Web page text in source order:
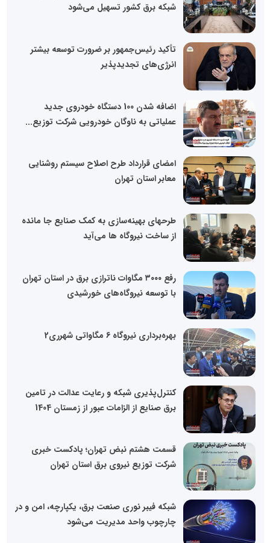
شبکه برق کشور تسهیل می‌شود
تأکید رئیس‌جمهور بر ضرورت توسعه بیشتر
انرژی‌های تجدیدپذیر
اضافه شدن 100 دستگاه خودروی جدید
عملیاتی به ناوگان خودرویی شرکت توزیع...
امضای قرارداد طرح اصلاح سیستم روشنایی
معابر استان تهران
طرحهای بهینه‌سازی به کمک صنایع جا مانده
از ساخت نیروگاه ها می‌آید
رفع ۳۰۰۰ مگاوات ناترازی برق در استان تهران
با توسعه نیروگاه‌های خورشیدی
بهره‌برداری نیروگاه 6 مگاواتی شهرری2
کنترل‌پذیری شبکه و رعایت عدالت در تامین
برق صنایع از الزامات عبور از زمستان 1404
قسمت هشتم نبض تهران؛ پادکست خبری
شرکت توزیع نیروی برق استان تهران
شبکه فیبر نوری صنعت برق، یکپارچه، امن و در
چارچوب واحد مدیریت می‌شود